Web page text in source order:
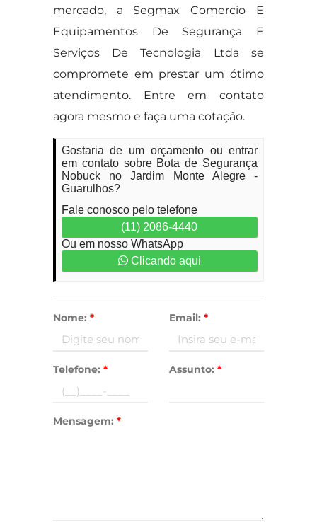
mercado, a Segmax Comercio E
Equipamentos De Segurança E
Serviços De Tecnologia Ltda se
compromete em prestar um ótimo
atendimento. Entre em contato
agora mesmo e faça uma cotação.
Gostaria de um orçamento ou entrar
em contato sobre Bota de Segurança
Nobuck no Jardim Monte Alegre -
Guarulhos?
Fale conosco pelo telefone
(11) 2086-4440
Ou em nosso WhatsApp
Clicando aqui
Nome: * Email: *
Telefone: * Assunto: *
Mensagem: *